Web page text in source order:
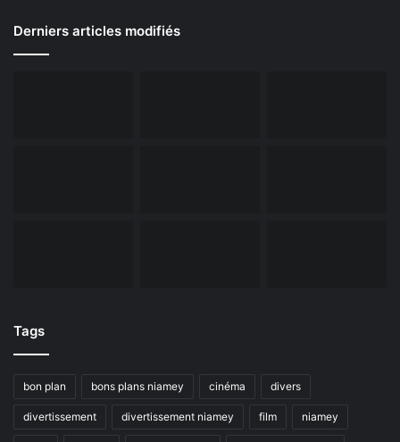
Derniers articles modifiés
Tags
bon plan bons plans niamey cinéma divers
divertissement divertissement niamey film niamey